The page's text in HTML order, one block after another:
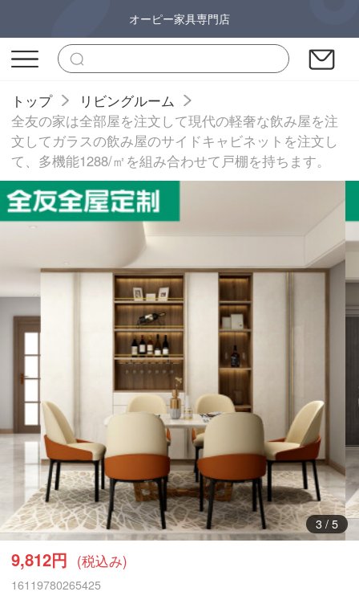
オーピー家具専門店
トップ
リビングルーム
全友の家は全部屋を注文して現代の軽奢な飲み屋を注
文してガラスの飲み屋のサイドキャビネットを注文し
て、多機能1288/㎡を組み合わせて戸棚を持ちます。
3/ 5
9,812円 (税込み)
16119780265425